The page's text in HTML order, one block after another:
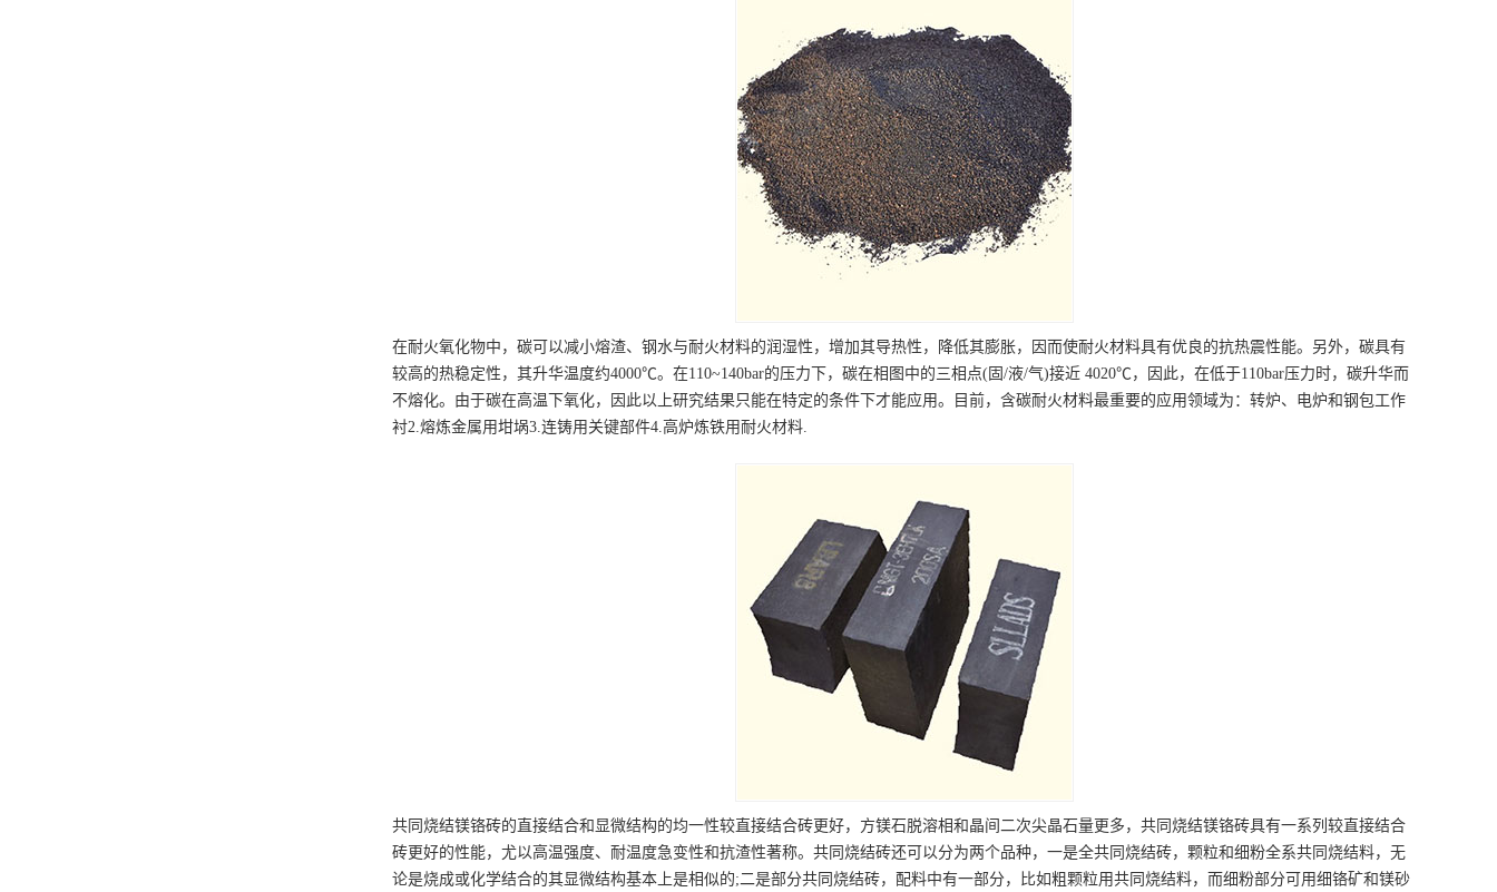
在耐火氧化物中，碳可以减小熔渣、钢水与耐火材料的润湿性，增加其导热性，降低其膨胀，因而使耐火材料具有优良的抗热震性能。另外，碳具有
较高的热稳定性，其升华温度约4000℃。在110~140bar的压力下，碳在相图中的三相点(固/液/气)接近 4020℃，因此，在低于110bar压力时，碳升华而
不熔化。由于碳在高温下氧化，因此以上研究结果只能在特定的条件下才能应用。目前，含碳耐火材料最重要的应用领域为：转炉、电炉和钢包工作
衬2.熔炼金属用坩埚3.连铸用关键部件4.高炉炼铁用耐火材料.
共同烧结镁铬砖的直接结合和显微结构的均一性较直接结合砖更好，方镁石脱溶相和晶间二次尖晶石量更多，共同烧结镁铬砖具有一系列较直接结合
砖更好的性能，尤以高温强度、耐温度急变性和抗渣性著称。共同烧结砖还可以分为两个品种，一是全共同烧结砖，颗粒和细粉全系共同烧结料，无
论是烧成或化学结合的其显微结构基本上是相似的;二是部分共同烧结砖，配料中有一部分，比如粗颗粒用共同烧结料，而细粉部分可用细铬矿和镁砂